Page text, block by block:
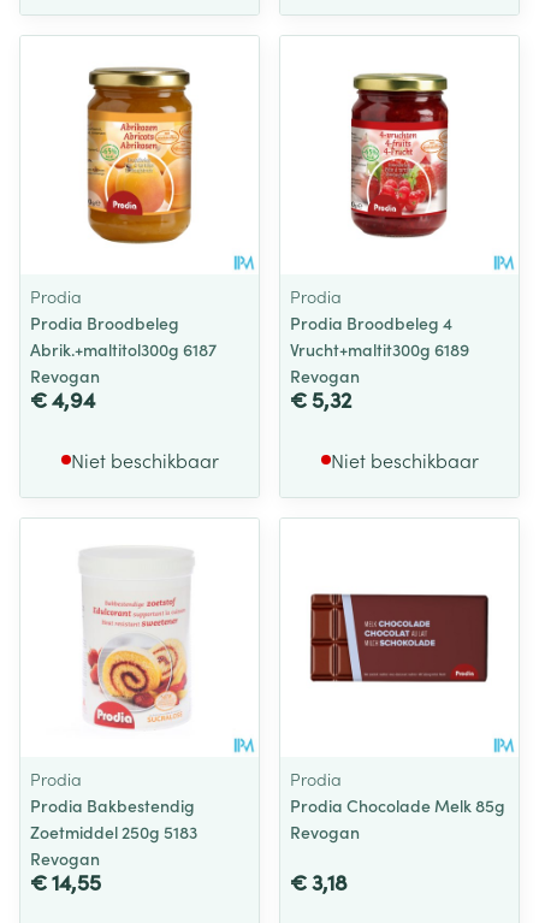
Prodia
Prodia Broodbeleg
Abrik.+maltitol300g 6187
Revogan
€ 4,94
Niet beschikbaar
Prodia
Prodia Broodbeleg 4
Vrucht+maltit300g 6189
Revogan
€ 5,32
Niet beschikbaar
Prodia
Prodia Bakbestendig
Zoetmiddel 250g 5183
Revogan
€ 14,55
Prodia
Prodia Chocolade Melk 85g
Revogan
€ 3,18